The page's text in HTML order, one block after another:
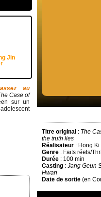
Jin
au
Case of
sur un
Titre original : The
the truth lies
Réalisateur : Hong Ki
Genre : Faits réels/
Durée : 100 min
Casting : Jang Geun
Hwan
Date de sortie (en